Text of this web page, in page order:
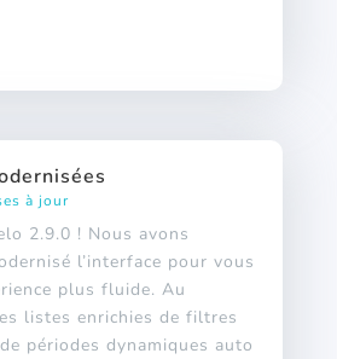
à jour
2.9.0 ! Nous avons
l’interface pour vous
plus fluide. Au
listes enrichies de filtres
périodes dynamiques auto